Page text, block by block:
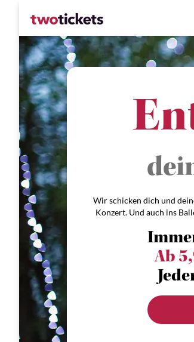
Wir schicken dich und
Konzert. Und auch ins
Ab